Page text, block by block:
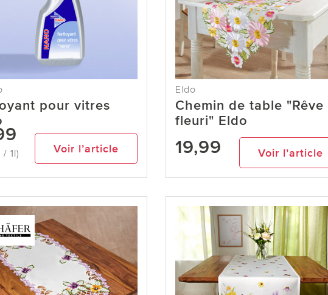
pour vitres
1l) Voir l’article
Eldo
Chemin de table "Rêve
fleuri" Eldo
19,99 Voir l’article